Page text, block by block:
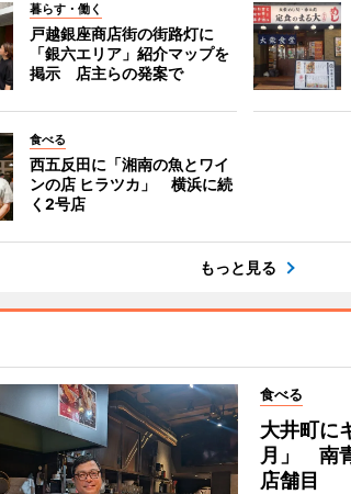
暮らす・働く
戸越銀座商店街の街路灯に
「銀六エリア」紹介マップを
掲示 店主らの発案で
食べる
西五反田に「湘南の魚とワイ
ンの店 ヒラツカ」 横浜に続
く2号店
もっと見る
食べる
大井町に
月」 南
店舗目